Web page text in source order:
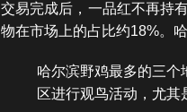
交易完成后，一品红不再持
物在市场上的占比约18%。
哈尔滨野鸡最多的三
区进行观鸟活动，尤